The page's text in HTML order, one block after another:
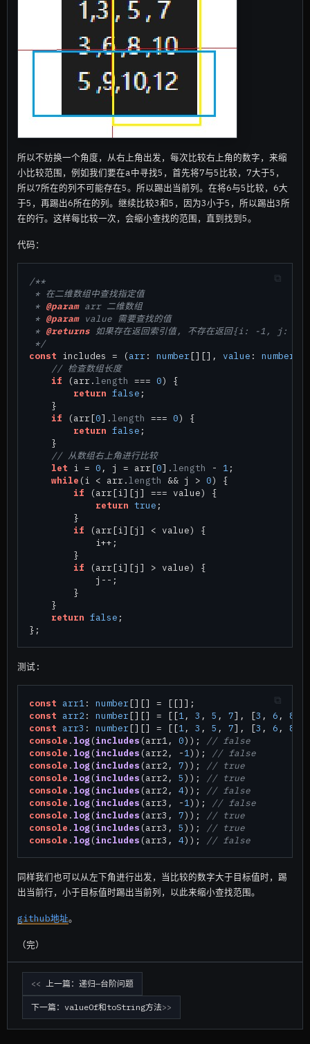
所以不妨换一个角度，从右上角出发，每次比较右上角的数字，来缩
小比较范围，例如我们要在a中寻找5，首先将7与5比较，7大于5，
所以7所在的列不可能存在5。所以踢出当前列。在将6与5比较，6大
于5，再踢出6所在的列。继续比较3和5，因为3小于5，所以踢出3所
在的行。这样每比较一次，会缩小查找的范围，直到找到5。
代码：
/**
* 在二维数组中查找指定值
* @param arr 二维数组
* @param value 需要查找的值
* @returns 如果存在返回索引值, 不存在返回{i: -1, j: -1}
*/
const includes = (arr: number[][], value : number
// 检查数组长度
if (arr.length === 0) {
return false ;
    }
if (arr[0].length === 0) {
return false ;
    }
// 从数组右上角进行比较
let i = 0 , j = arr[0].length - 1 ;
while (i < arr.length && j > 0) {
if (arr[i][j] === value) {
return true ;
        }
if (arr[i][j] < value) {
            i++;
        }
if (arr[i][j] > value) {
            j--;
        }
    }
return false ;
测试:
const arr1 : number
const
arr2 : number[][] = [[1 , 3 , 5 , 7], [3 , 6 , 8
const
arr3 : number[][] = [[1 , 3 , 5 , 7], [3 , 6 , 8
console . log (includes (arr1, 0));
// false
console . log (includes (arr2, -1 ));
// false
console . log (includes (arr2, 7));
// true
console . log (includes (arr2, 5));
// true
console . log (includes (arr2, 4));
// false
console . log (includes (arr3, -1 ));
// false
console . log (includes (arr3, 7));
// true
console . log (includes (arr3, 5));
// true
console . log (includes (arr3, 4)); // false
同样我们也可以从左下角进行出发，当比较的数字大于目标值时，踢
出当前行，小于目标值时踢出当前列，以此来缩小查找范围。
github地址。
（完）
上一篇：递归—台阶问题
下一篇：valueOf和toString方法